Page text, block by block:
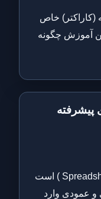
(کاراکتر) خاص
آموزش چگونه
پیشرفته
اکسل ( Excel ) یک صفحه گسترده ( Spreadsheet ) است
و عمودی وارد